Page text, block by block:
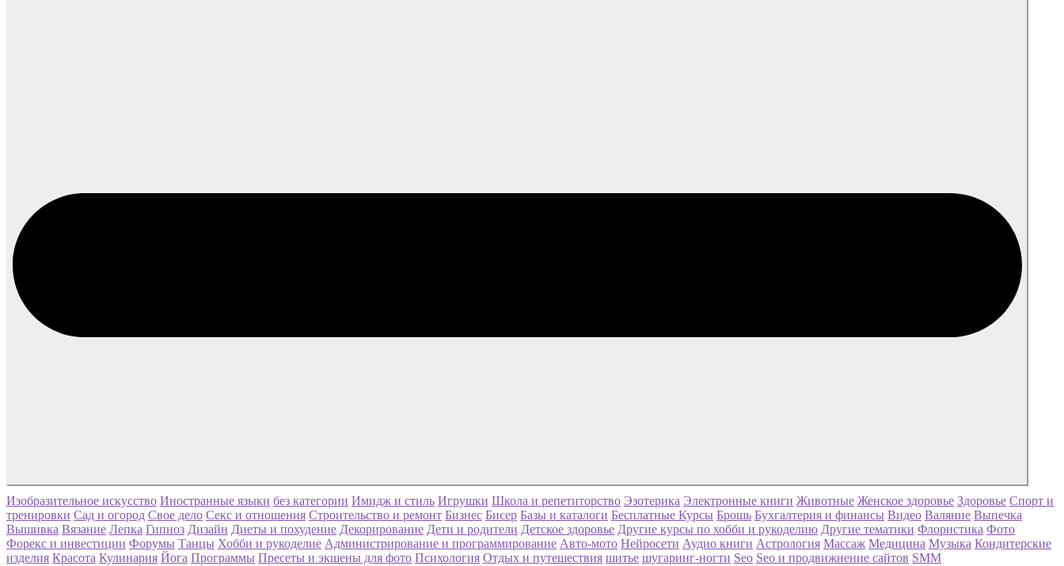
Изобразительное искусство Иностранные языки без категории Имидж и стиль Игрушки Школа и репетиторство Эзотерика Электронные книги Животные Женское здоровье Здоровье Спорт и
тренировки Сад и огород Свое дело Секс и отношения Строительство и ремонт Бизнес Бисер Базы и каталоги Бесплатные Курсы Брошь Бухгалтерия и финансы Видео Валяние Выпечка
Вышивка Вязание Лепка Гипноз Дизайн Диеты и похудение Декорирование Дети и родители Детское здоровье Другие курсы по хобби и рукоделию Другие тематики Флористика Фото
Форекс и инвестиции Форумы Танцы Хобби и рукоделие Администрирование и программирование Авто-мото Нейросети Аудио книги Астрология Массаж Медицина Музыка Кондитерские
изделия Красота Кулинария Йога Программы Пресеты и экшены для фото Психология Отдых и путешествия шитье шугаринг-ногти Seo Seo и продвижнение сайтов SMM